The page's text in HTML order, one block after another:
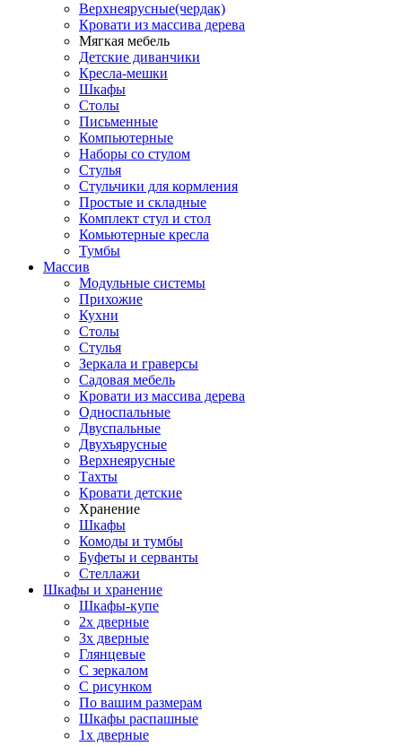
Верхнеярусные(чердак)
Кровати из массива дерева
Мягкая мебель
Детские диванчики
Кресла-мешки
Шкафы
Столы
Письменные
Компьютерные
Наборы со стулом
Стулья
Стульчики для кормления
Простые и складные
Комплект стул и стол
Комьютерные кресла
Тумбы
Массив
Модульные системы
Прихожие
Кухни
Столы
Стулья
Зеркала и граверсы
Садовая мебель
Кровати из массива дерева
Односпальные
Двуспальные
Двухъярусные
Верхнеярусные
Тахты
Кровати детские
Хранение
Шкафы
Комоды и тумбы
Буфеты и серванты
Стеллажи
Шкафы и хранение
Шкафы-купе
2х дверные
3х дверные
Глянцевые
С зеркалом
С рисунком
По вашим размерам
Шкафы распашные
1х дверные